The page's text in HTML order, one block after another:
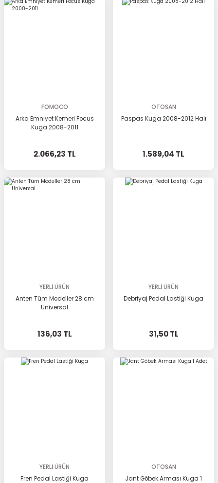
FOMOCO
Arka Emniyet Kemeri Focus
Kuga 2008-2011
2.066,23 TL
OTOSAN
Paspas Kuga 2008-2012 Halı
1.589,04 TL
YERLİ ÜRÜN
Anten Tüm Modeller 28 cm
Universal
136,03 TL
YERLİ ÜRÜN
Debriyaj Pedal Lastiği Kuga
31,50 TL
YERLİ ÜRÜN
Fren Pedal Lastiği Kuga
OTOSAN
Jant Göbek Arması Kuga 1